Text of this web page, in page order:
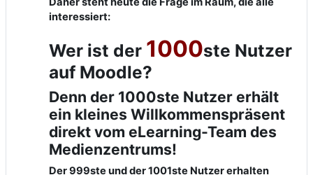
interessiert:
Wer ist der 1000ste Nutzer
auf Moodle?
Denn der 1000ste Nutzer erhält
ein kleines Willkommenspräsent
direkt vom eLearning-Team des
Medienzentrums!
Der 999ste und der 1001ste Nutzer erhalten